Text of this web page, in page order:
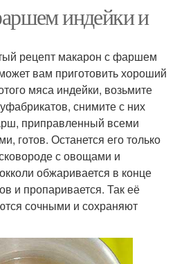
индейки и
рецепт макарон с фаршем
вам приготовить хороший
мяса индейки, возьмите
снимите с них
приправленный всеми
готов. Останется его только
с овощами и
обжаривается в конце
и пропаривается. Так её
сочными и сохраняют